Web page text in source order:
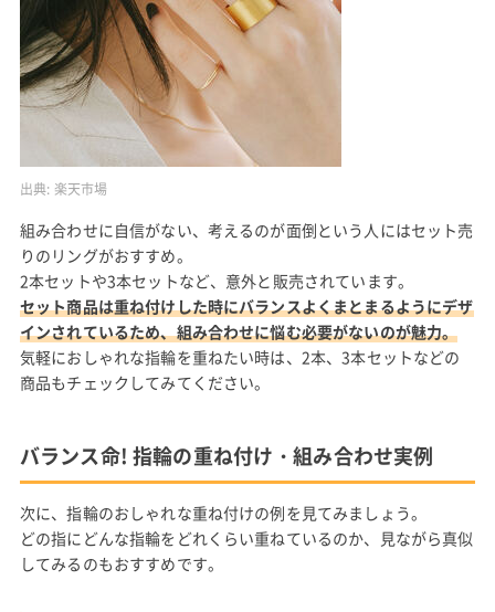
出典: 楽天市場
組み合わせに自信がない、考えるのが面倒という人にはセット売
りのリングがおすすめ。
2本セットや3本セットなど、意外と販売されています。
セット商品は重ね付けした時にバランスよくまとまるようにデザ
インされているため、組み合わせに悩む必要がないのが魅力。
気軽におしゃれな指輪を重ねたい時は、2本、3本セットなどの
商品もチェックしてみてください。
バランス命! 指輪の重ね付け・組み合わせ実例
次に、指輪のおしゃれな重ね付けの例を見てみましょう。
どの指にどんな指輪をどれくらい重ねているのか、見ながら真似
してみるのもおすすめです。